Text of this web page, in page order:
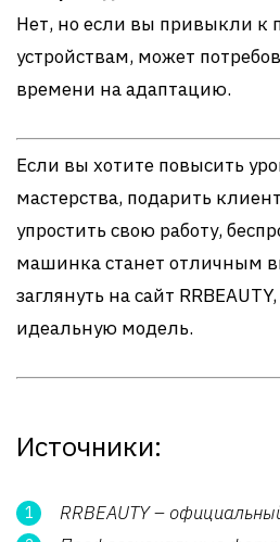
Нет, но если вы привыкли к
устройствам, может
времени на адаптацию.
Если вы хотите повысить
мастерства, подарить
упростить свою работу,
машинка станет отличным
заглянуть на сайт
идеальную модель.
Источники:
RRBEAUTY –